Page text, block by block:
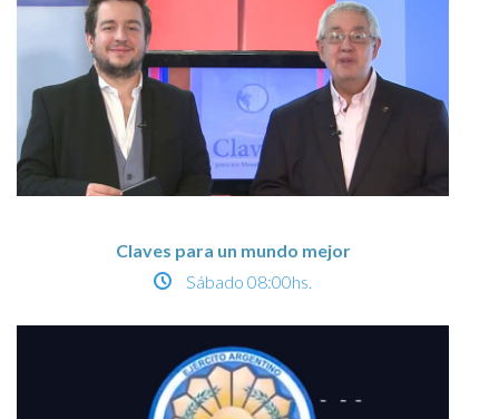
Claves para un mundo mejor
Sábado 08:00hs.